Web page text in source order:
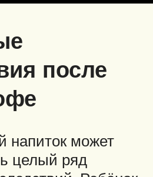
после
напиток может
целый ряд